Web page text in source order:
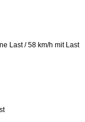
Last / 58 km/h mit Last